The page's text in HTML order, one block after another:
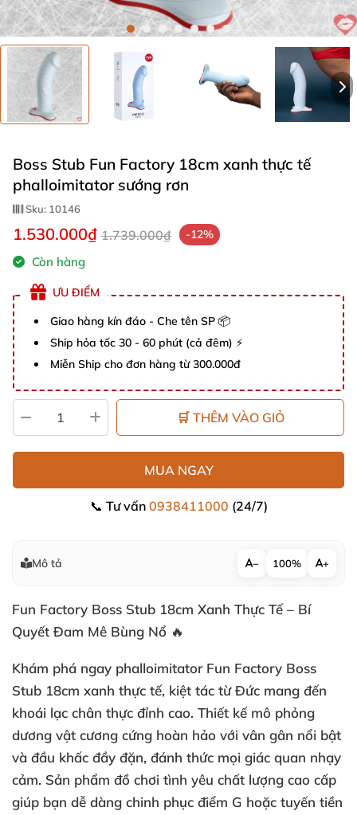
Boss Stub Fun Factory 18cm xanh thực tế
phalloimitator sướng rơn
Sku: 10146
1.530.000₫ 1.739.000₫ -12%
Còn hàng
ƯU ĐIỂM
Giao hàng kín đáo - Che tên SP 📦
Ship hỏa tốc 30 - 60 phút (cả đêm) ⚡
Miễn Ship cho đơn hàng từ 300.000đ
🛒 THÊM VÀO GIỎ
MUA NGAY
📞 Tư vấn 0938411000 (24/7)
Mô tả − 100% +
Fun Factory Boss Stub 18cm Xanh Thực Tế – Bí
Quyết Đam Mê Bùng Nổ 🔥
Khám phá ngay phalloimitator Fun Factory Boss
Stub 18cm xanh thực tế, kiệt tác từ Đức mang đến
khoái lạc chân thực đỉnh cao. Thiết kế mô phỏng
dương vật cương cứng hoàn hảo với vân gân nổi bật
và đầu khấc đầy đặn, đánh thức mọi giác quan nhạy
cảm. Sản phẩm đồ chơi tình yêu chất lượng cao cấp
giúp bạn dễ dàng chinh phục điểm G hoặc tuyến tiền